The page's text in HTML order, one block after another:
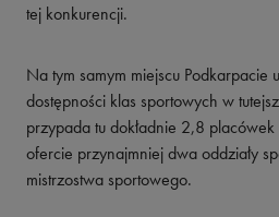
tej konkurencji.
Na tym samym miejscu Podkarpacie
dostępności klas sportowych w
przypada tu dokładnie 2,8
ofercie przynajmniej dwa oddziały
mistrzostwa sportowego.